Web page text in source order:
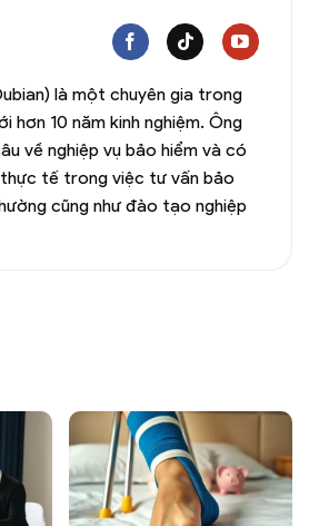
là một chuyên gia trong
hơn 10 năm kinh nghiệm. Ông
về nghiệp vụ bảo hiểm và có
thực tế trong việc tư vấn bảo
cũng như đào tạo nghiệp